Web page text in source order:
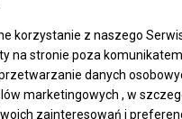
korzystanie z naszego
na stronie poza
danych
marketingowych , w
zainteresowań i